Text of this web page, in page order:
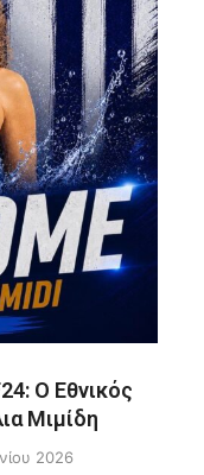
Ο Εθνικός
Μιμίδη
2026